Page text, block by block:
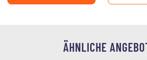
ÄHNLICHE